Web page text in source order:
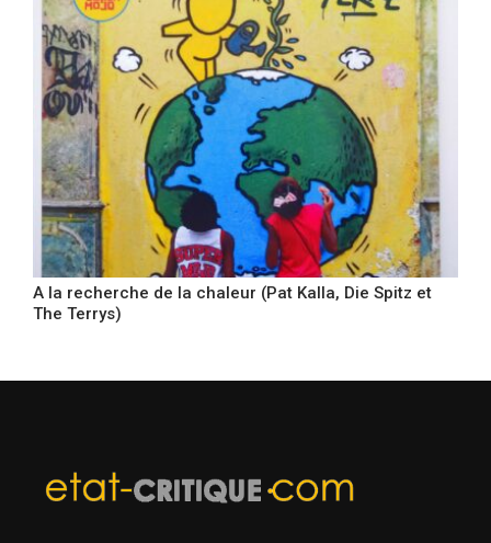
A la recherche de la chaleur (Pat Kalla, Die Spitz et
The Terrys)